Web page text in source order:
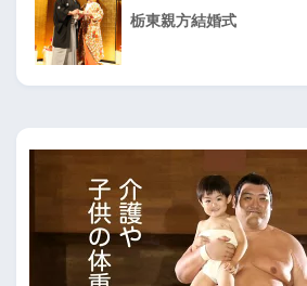
栃東親方結婚式